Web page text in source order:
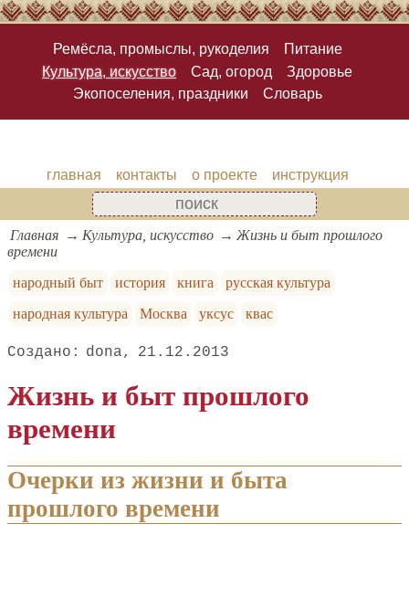
Ремёсла, промыслы, рукоделия
Питание
Культура, искусство
Сад, огород
Здоровье
Экопоселения, праздники
Словарь
главная контакты о проекте инструкция
Главная Культура, искусство
Жизнь и быт прошлого
времени
народный быт
история книга
русская культура
народная культура
Москва уксус квас
dona 21.12.2013
Жизнь и быт прошлого
времени
Очерки из жизни и быта
прошлого времени